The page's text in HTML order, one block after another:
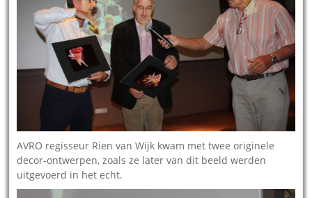
AVRO regisseur Rien van Wijk kwam met twee originele
decor-ontwerpen, zoals ze later van dit beeld werden
uitgevoerd in het echt.